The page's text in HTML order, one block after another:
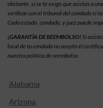
obstante, si se te exige que asistas a
verificar con el tribunal del condado si
Cada estado, condado, y juez puede
¡GARANTÍA DE REEMBOLSO! Si
local de tu condado no acepta el
nuestra política de reembolso.
Alabama
Arizona